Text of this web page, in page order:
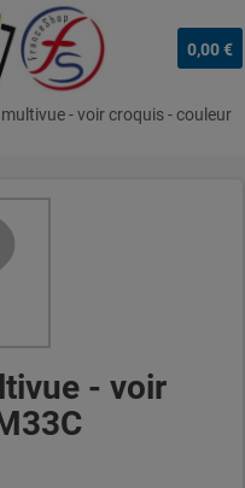
0,00 €
- voir croquis - couleur
- voir